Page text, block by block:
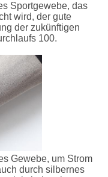
Sportgewebe, das
wird, der gute
der zukünftigen
100.
Gewebe, um Strom
durch silbernes